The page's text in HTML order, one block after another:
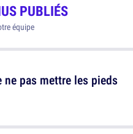
PUBLIÉS
équipe
pas mettre les pieds